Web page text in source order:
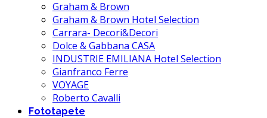
Graham & Brown
Graham & Brown Hotel Selection
Carrara- Decori&Decori
Dolce & Gabbana CASA
INDUSTRIE EMILIANA Hotel Selection
Gianfranco Ferre
VOYAGE
Roberto Cavalli
Fototapete